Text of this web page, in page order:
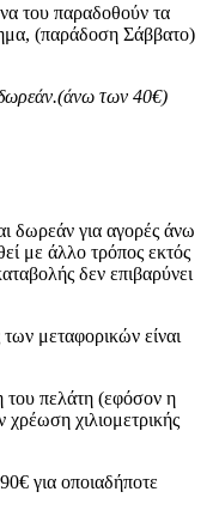
του παραδοθούν τα
(παράδοση Σάββατο)
δωρεάν.(άνω των 40€)
δωρεάν για αγορές άνω
με άλλο τρόπος εκτός
δεν επιβαρύνει
μεταφορικών είναι
του πελάτη (εφόσον η
χρέωση χιλιομετρικής
για οποιαδήποτε